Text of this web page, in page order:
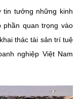
tin tưởng những kinh
quan trọng vào
thác tài sản trí tuệ
nghiệp Việt Nam